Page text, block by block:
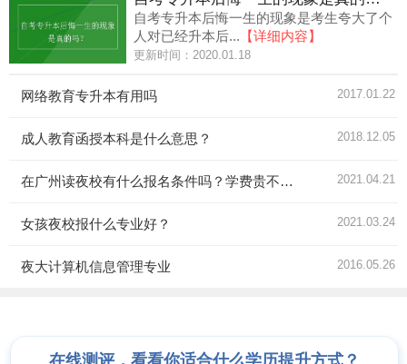
自考专升本后悔一生的现象是考生夸大了个
人对已经升本后... 【详细内容】
更新时间：2020.01.18
网络教育专升本有用吗 2017.01.22
成人教育函授本科是什么意思？ 2018.12.05
在广州读夜校有什么报名条件吗？学费贵不贵？ 2021.04.21
女孩夜校报什么专业好？ 2021.03.24
夜大计算机信息管理专业 2016.05.26
在线测评，看看你适合什么学历提升方式？